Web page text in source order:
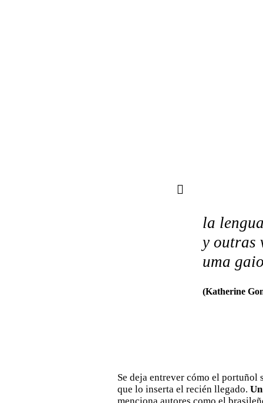
la
y outras
uma
(Katherine
Se deja entrever cómo el portuñol
que lo inserta el recién llegado.